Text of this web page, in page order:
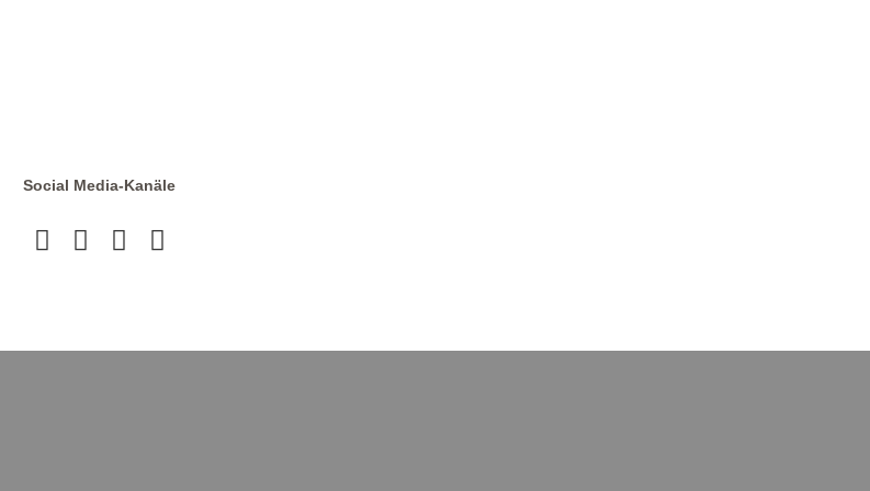
Social Media-Kanäle